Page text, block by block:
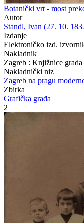
Botanički vrt - most
Autor
Standl, Ivan (27. 10.
Izdanje
Elektroničko izd.
Nakladnik
Zagreb : Knjižnice grada
Nakladnički niz
Zagreb na pragu
Zbirka
Grafička građa
2